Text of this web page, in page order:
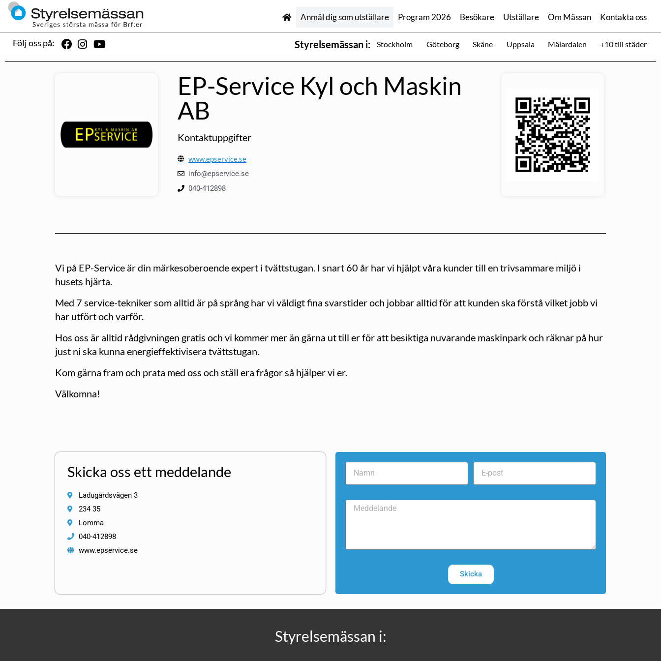
Anmäl dig som utställare Program 2026 Besökare Utställare Om Mässan Kontakta oss
Följ oss på: Styrelsemässan i: Stockholm Göteborg Skåne Uppsala Mälardalen +10 till städer
EP-Service Kyl och Maskin
AB
Kontaktuppgifter
www.epservice.se
info@epservice.se
040-412898
Vi på EP-Service är din märkesoberoende expert i tvättstugan. I snart 60 år har vi hjälpt våra kunder till en trivsammare miljö i
husets hjärta.
Med 7 service-tekniker som alltid är på språng har vi väldigt fina svarstider och jobbar alltid för att kunden ska förstå vilket jobb vi
har utfört och varför.
Hos oss är alltid rådgivningen gratis och vi kommer mer än gärna ut till er för att besiktiga nuvarande maskinpark och räknar på hur
just ni ska kunna energieffektivisera tvättstugan.
Kom gärna fram och prata med oss och ställ era frågor så hjälper vi er.
Välkomna!
Skicka oss ett meddelande
Ladugårdsvägen 3
234 35
Lomma
040-412898
www.epservice.se
Skicka
Styrelsemässan i: